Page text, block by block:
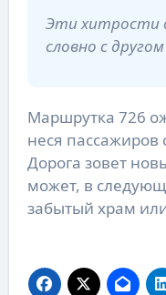
Эти хитрости делают поездку легкой,
словно с
Маршрутка 726
неся
Дорога зовет
может, в
забытый храм